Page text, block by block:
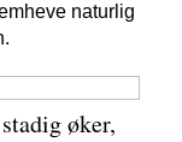
naturlig
øker,